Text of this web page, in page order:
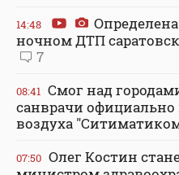
14:48
ночном ДТП
7
08:41 Смог над
санврачи
воздуха
07:50 Олег Костин